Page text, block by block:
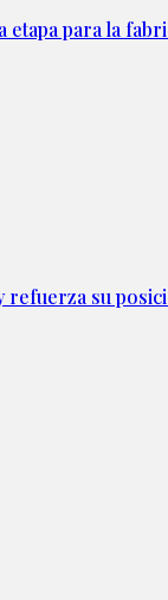
etapa para la
refuerza su